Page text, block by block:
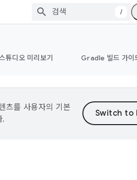
/
디오 미리보기 Gradle 빌드 가이
츠를 사용자의 기본
.